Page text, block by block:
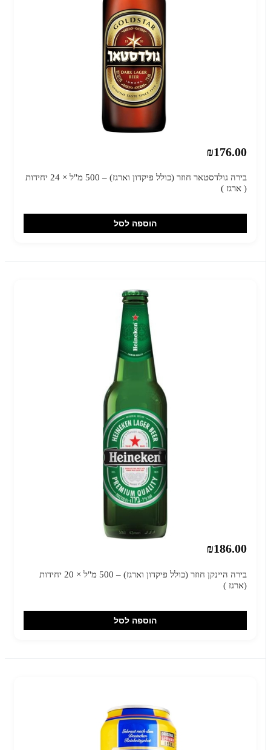
₪176.00
בירה גולדסטאר חוזר (כולל פיקדון וארגז) – 500 מ"ל × 24 יחידות
( ארגז )
הוספה לסל
₪186.00
בירה היינקן חוזר (כולל פיקדון וארגז) – 500 מ"ל × 20 יחידות
(ארגז )
הוספה לסל